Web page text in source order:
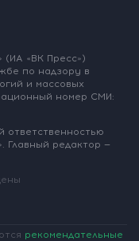
(ИА «ВК Пресс»)
по надзору в
и массовых
номер СМИ:
ответственностью
Главный редактор —
рекомендательные